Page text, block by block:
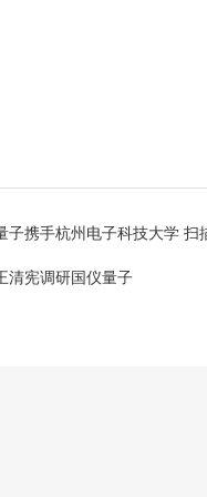
子携手杭州电子科技大学
清宪调研国仪量子